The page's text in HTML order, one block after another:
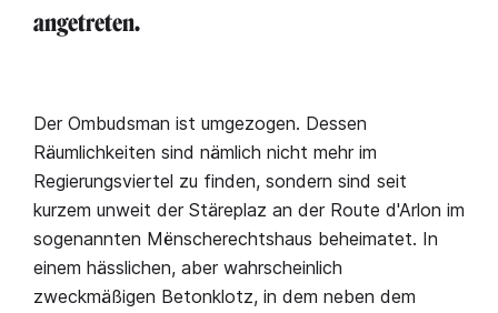
angetreten.
Der Ombudsman ist umgezogen. Dessen
Räumlichkeiten sind nämlich nicht mehr im
Regierungsviertel zu finden, sondern sind seit
kurzem unweit der Stäreplaz an der Route d'Arlon im
sogenannten Mënscherechtshaus beheimatet. In
einem hässlichen, aber wahrscheinlich
zweckmäßigen Betonklotz, in dem neben dem